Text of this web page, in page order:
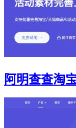
阿明查查淘